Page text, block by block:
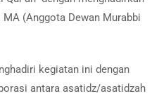
(Anggota Dewan Murabbi
kegiatan ini dengan
antara asatidz/asatidzah